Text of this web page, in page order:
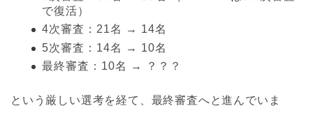
で復活）
4次審査：21名 → 14名
5次審査：14名 → 10名
最終審査：10名 → ？？？
という厳しい選考を経て、最終審査へと進んでいま